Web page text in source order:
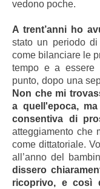
vedono poche.
A trent’anni ho
stato un periodo
come bilanciare le
tempo e a essere
punto, dopo una
Non che mi
a quell'epoca,
consentiva di
atteggiamento che
come dittatoriale.
all’anno del
dissero
ricoprivo, e così